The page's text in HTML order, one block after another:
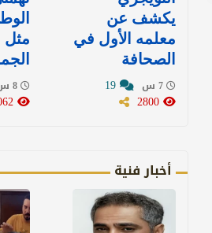
يكشف عن
معلمه الأول في
الصحافة
مثل
أخبار فنية